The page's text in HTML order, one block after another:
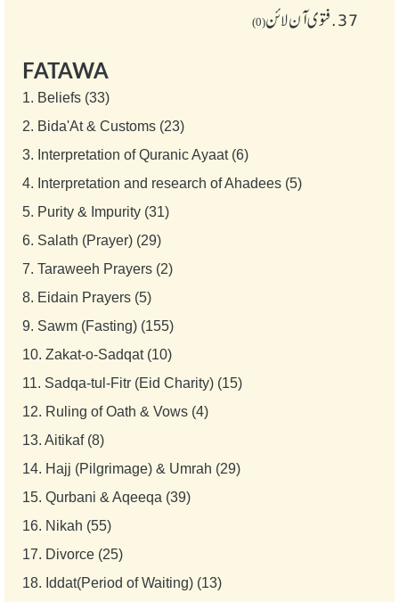
37. فتوی آن لائن(0)
FATAWA
1. Beliefs (33)
2. Bida'At & Customs (23)
3. Interpretation of Quranic Ayaat (6)
4. Interpretation and research of Ahadees (5)
5. Purity & Impurity (31)
6. Salath (Prayer) (29)
7. Taraweeh Prayers (2)
8. Eidain Prayers (5)
9. Sawm (Fasting) (155)
10. Zakat-o-Sadqat (10)
11. Sadqa-tul-Fitr (Eid Charity) (15)
12. Ruling of Oath & Vows (4)
13. Aitikaf (8)
14. Hajj (Pilgrimage) & Umrah (29)
15. Qurbani & Aqeeqa (39)
16. Nikah (55)
17. Divorce (25)
18. Iddat(Period of Waiting) (13)